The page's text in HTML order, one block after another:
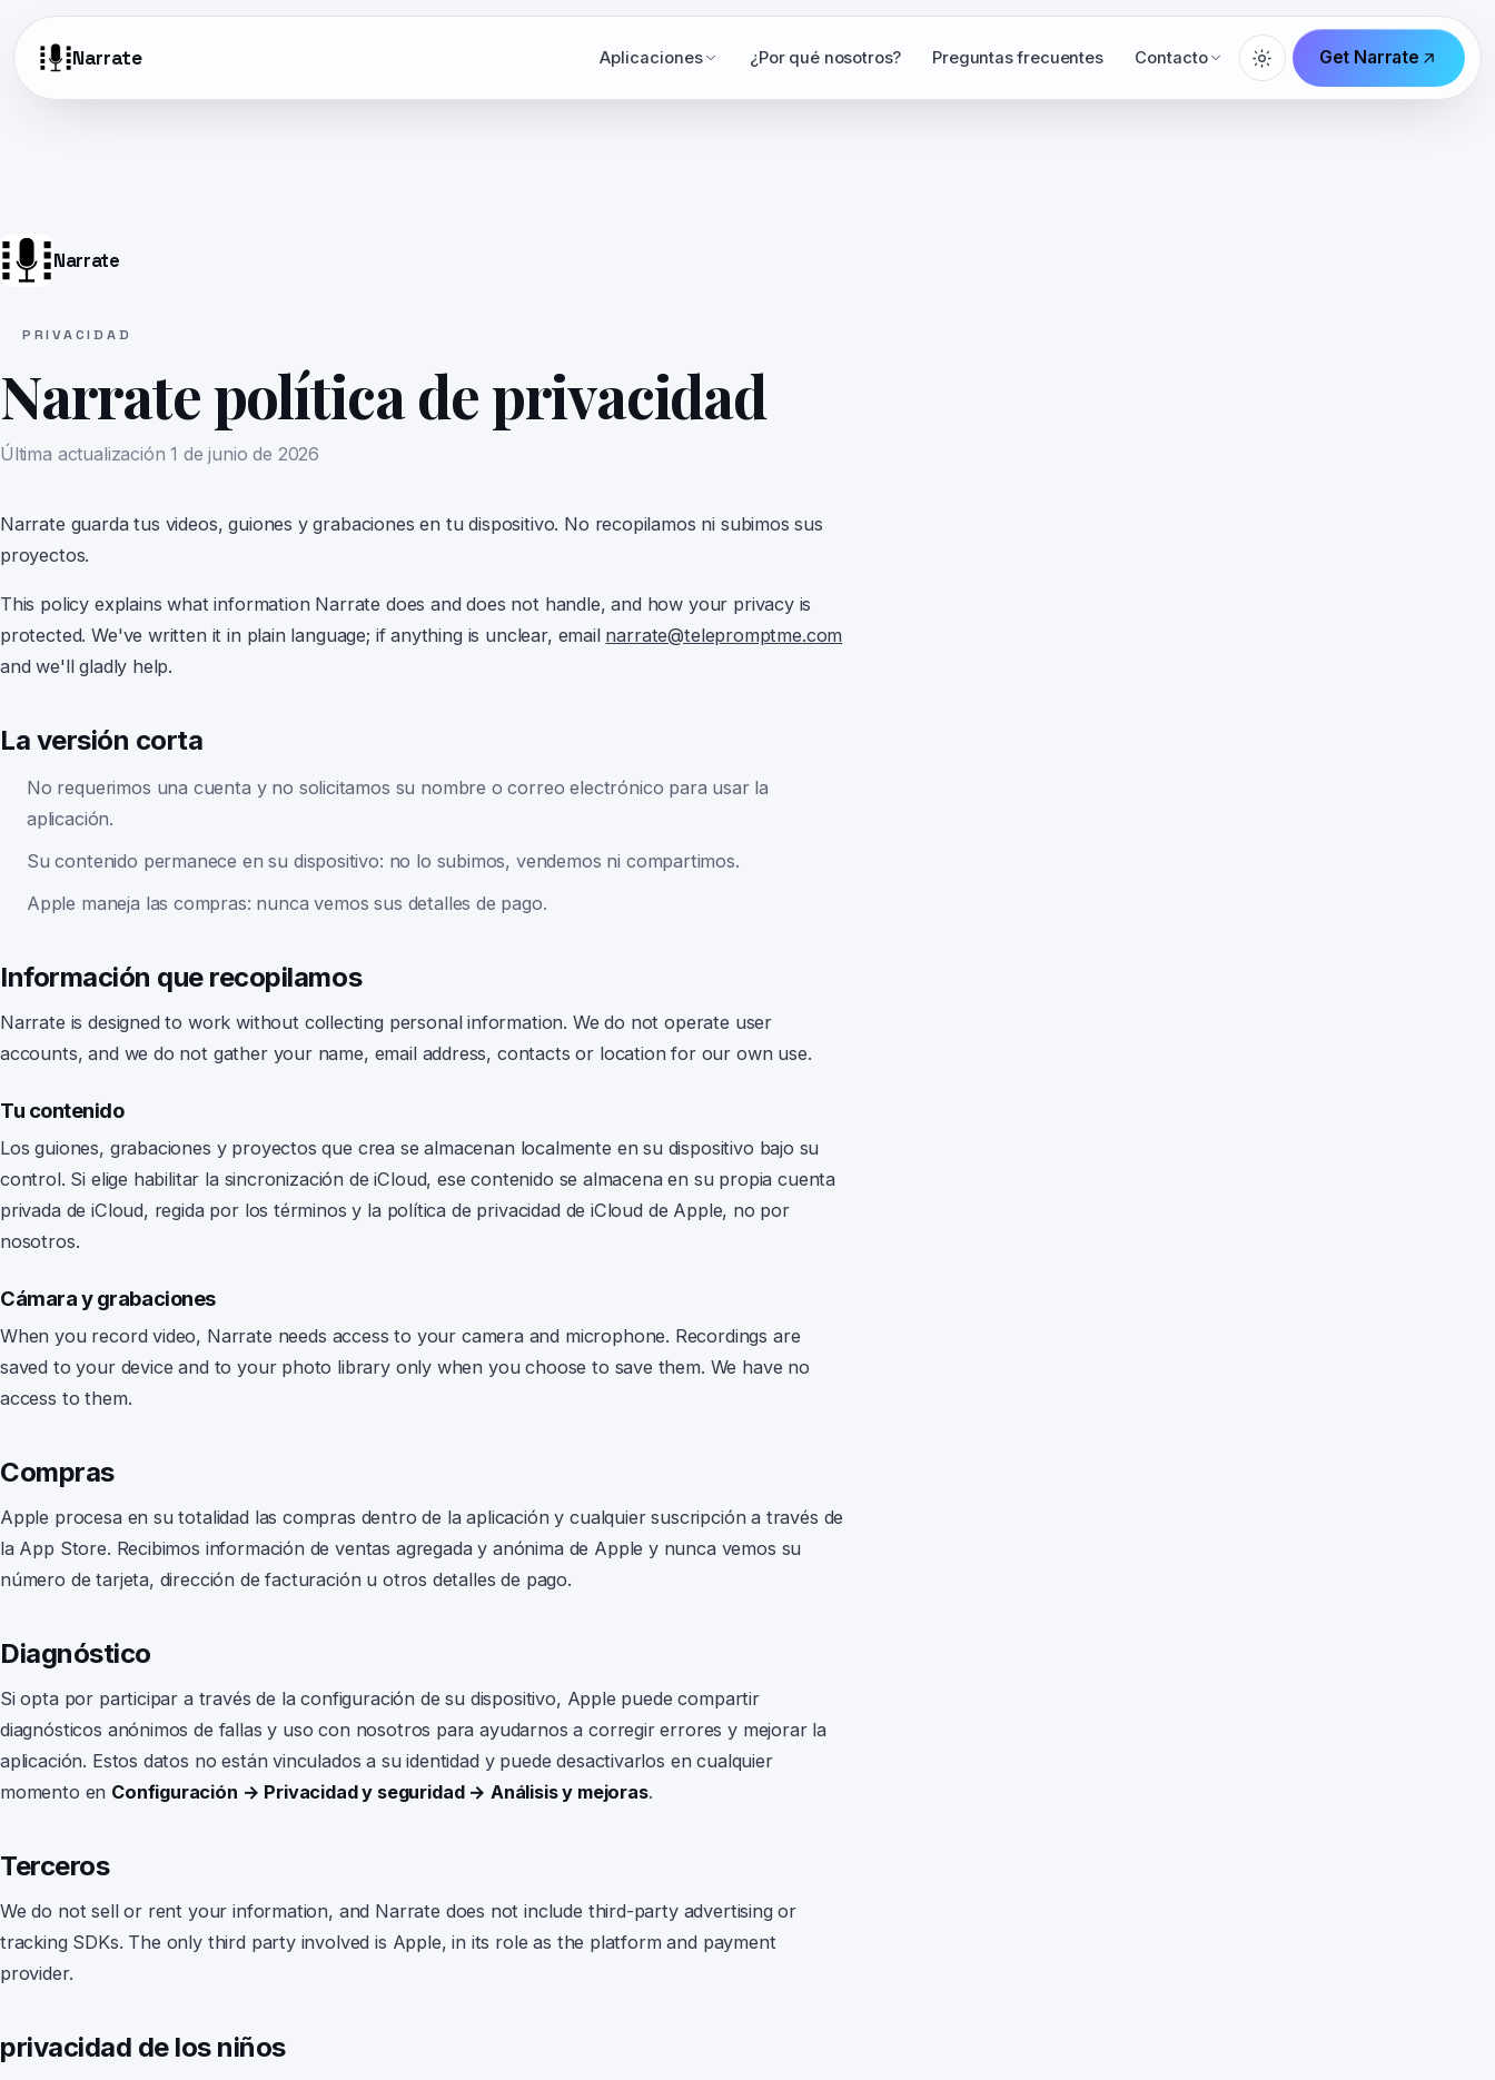
Narrate Aplicaciones ¿Por qué nosotros? Preguntas frecuentes Contacto Get Narrate
Narrate
PRIVACIDAD
Narrate política de privacidad
Última actualización 1 de junio de 2026
Narrate guarda tus videos, guiones y grabaciones en tu dispositivo. No recopilamos ni subimos sus
proyectos.
This policy explains what information Narrate does and does not handle, and how your privacy is
protected. We've written it in plain language; if anything is unclear, email narrate@telepromptme.com
and we'll gladly help.
La versión corta
No requerimos una cuenta y no solicitamos su nombre o correo electrónico para usar la
aplicación.
Su contenido permanece en su dispositivo: no lo subimos, vendemos ni compartimos.
Apple maneja las compras: nunca vemos sus detalles de pago.
Información que recopilamos
Narrate is designed to work without collecting personal information. We do not operate user
accounts, and we do not gather your name, email address, contacts or location for our own use.
Tu contenido
Los guiones, grabaciones y proyectos que crea se almacenan localmente en su dispositivo bajo su
control. Si elige habilitar la sincronización de iCloud, ese contenido se almacena en su propia cuenta
privada de iCloud, regida por los términos y la política de privacidad de iCloud de Apple, no por
nosotros.
Cámara y grabaciones
When you record video, Narrate needs access to your camera and microphone. Recordings are
saved to your device and to your photo library only when you choose to save them. We have no
access to them.
Compras
Apple procesa en su totalidad las compras dentro de la aplicación y cualquier suscripción a través de
la App Store. Recibimos información de ventas agregada y anónima de Apple y nunca vemos su
número de tarjeta, dirección de facturación u otros detalles de pago.
Diagnóstico
Si opta por participar a través de la configuración de su dispositivo, Apple puede compartir
diagnósticos anónimos de fallas y uso con nosotros para ayudarnos a corregir errores y mejorar la
aplicación. Estos datos no están vinculados a su identidad y puede desactivarlos en cualquier
momento en Configuración → Privacidad y seguridad → Análisis y mejoras.
Terceros
We do not sell or rent your information, and Narrate does not include third-party advertising or
tracking SDKs. The only third party involved is Apple, in its role as the platform and payment
provider.
privacidad de los niños